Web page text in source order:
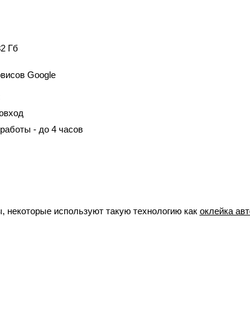
Гб
Google
- до 4 часов
используют такую технологию как оклейка